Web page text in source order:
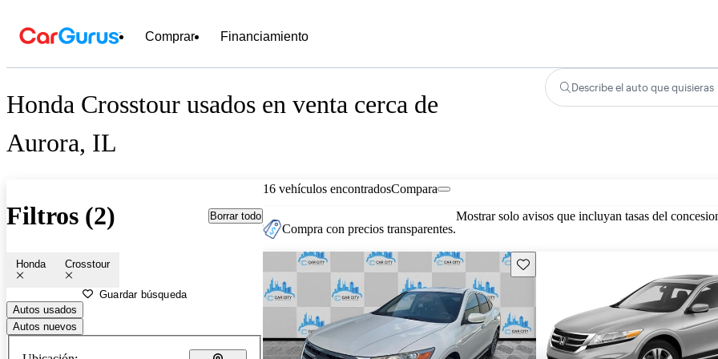
Comprar Financiamiento
Honda Crosstour usados en venta cerca de
Aurora, IL
Describe el auto que quisieras
Filtros (2) Borrar todo
Honda Crosstour
Guardar búsqueda
Autos usados
Autos nuevos
16 vehículos encontradosCompara
Compra con precios transparentes.
Mostrar solo avisos que incluyan tasas del
Guarda este Aviso